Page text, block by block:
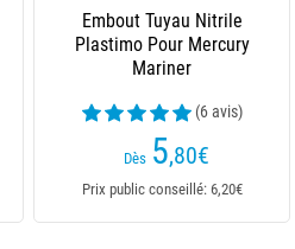
Embout Tuyau Nitrile
Plastimo Pour Mercury
Mariner
(6 avis)
Dès 5,80€
Prix public conseillé: 6,20€